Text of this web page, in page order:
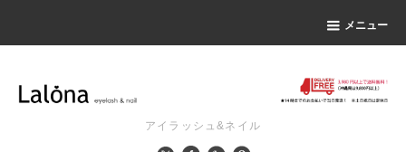
メニュー
アイラッシュ&ネイル